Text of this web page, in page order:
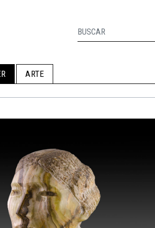
ARTE